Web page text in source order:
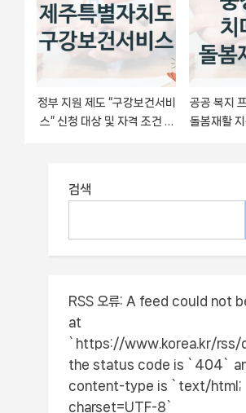
정부 지원 제도 “구강보건서비
스” 신청 대상 및 자격 조건 –
공공 복지
돌봄재활 지
검색
RSS 오류: A feed could not
at
`https://www.korea.kr/rss/
the status code is `404`
content-type is `text/html;
charset=UTF-8`